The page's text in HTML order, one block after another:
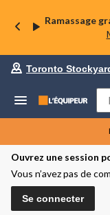
Ramassage
Toronto
Ouvrez une session
Vous n’avez pas de
Se connecter